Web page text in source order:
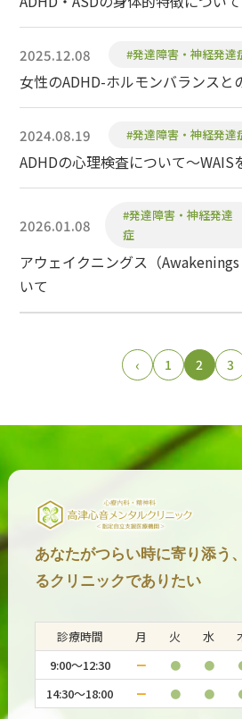
2025.12.08 #発達障害・神経発達
女性のADHD-ホルモンバランスと
2024.08.19 #発達障害・神経発達
ADHDの心理検査について～WAIS
2026.01.08
#発達障害・神経発達
症
アウェイクニングス（
いて
‹ 1 2 3
あなたがつらい時に寄り添う
るクリニックでありたい
診療時間 月 火 水
9:00～12:30
ー ● ●
14:30～18:00 ー ● ●